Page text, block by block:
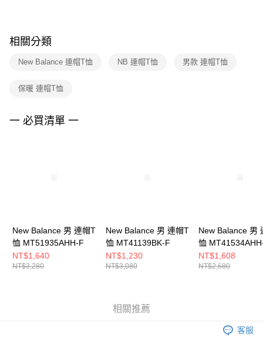
※ 交易是否成功請以「AFTEE先享後付 」之結帳頁面顯示為準，若有關於
是否繳費成功／繳費後需取消欲退款等相關疑問，請聯繫「AFTEE先享後付
客戶支援中心」 https://netprotections.freshdesk.com/support/home
１．透過由恩沛科技股份有限公司提供之「AFTEE先享後付」服務完成之交
２．關於個人資料處理事宜，請瀏覽以下網址：
相關分類
New Balance 連帽T恤 NB 連帽T恤 男款 連帽T恤
保暖 連帽T恤
一 必買清單 一
New Balance 男 連帽T
恤 MT51935AHH-F
NT$1,640
NT$3,280
New Balance 男 連帽T
恤 MT41139BK-F
NT$1,230
NT$3,080
New Balance 男
恤
NT$1,608
NT$2,680
相關推薦
客服